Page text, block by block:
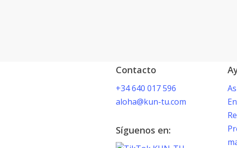
Contacto
+34 640 017 596
aloha@kun-tu.com
Síguenos en: